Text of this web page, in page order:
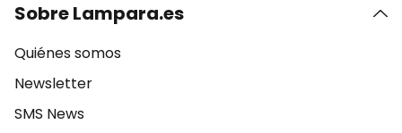
Sobre Lampara.es
Quiénes somos
Newsletter
SMS News